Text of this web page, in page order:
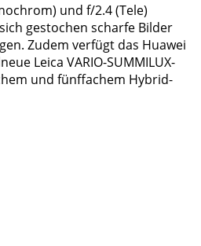
und f/2.4 (Tele)
gestochen scharfe Bilder
Zudem verfügt das Huawei
Leica VARIO-SUMMILUX-
und fünffachem Hybrid-